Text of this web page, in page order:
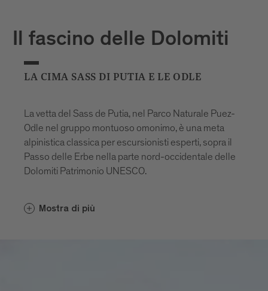
Il fascino delle Dolomiti
LA CIMA SASS DI PUTIA E LE ODLE
La vetta del Sass de Putia, nel Parco Naturale Puez-
Odle nel gruppo montuoso omonimo, è una meta
alpinistica classica per escursionisti esperti, sopra il
Passo delle Erbe nella parte nord-occidentale delle
Dolomiti Patrimonio UNESCO.
in un ambiente da fiaba e la sua vetta è facile da
Mostra di più